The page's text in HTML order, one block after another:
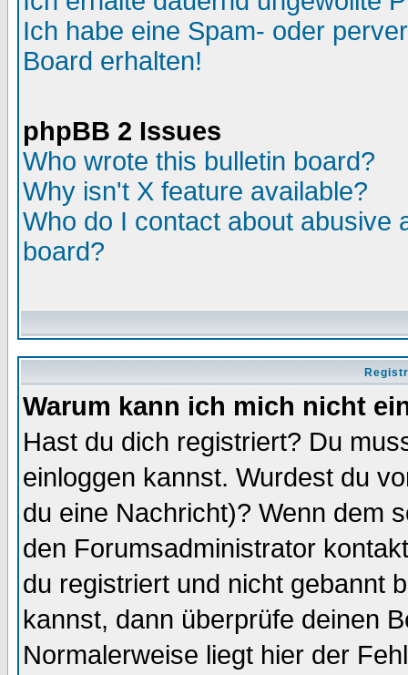
Ich habe eine Spam- oder
Board erhalten!
phpBB 2 Issues
Who wrote this bulletin board?
Why isn't X feature available?
Who do I contact about abusive
board?
Warum kann ich mich nicht
Hast du dich registriert? Du
einloggen kannst. Wurdest du
du eine Nachricht)? Wenn dem
den Forumsadministrator
du registriert und nicht gebannt
kannst, dann überprüfe deinen
Normalerweise liegt hier der